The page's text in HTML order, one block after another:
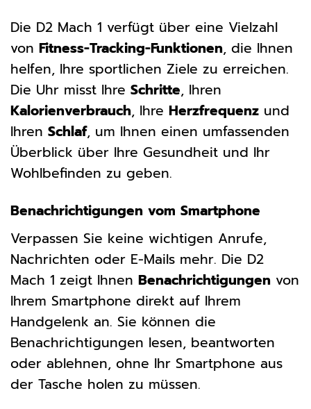
Die D2 Mach 1 verfügt über eine Vielzahl
von Fitness-Tracking-Funktionen, die Ihnen
helfen, Ihre sportlichen Ziele zu erreichen.
Die Uhr misst Ihre Schritte, Ihren
Kalorienverbrauch, Ihre Herzfrequenz und
Ihren Schlaf, um Ihnen einen umfassenden
Überblick über Ihre Gesundheit und Ihr
Wohlbefinden zu geben.
Benachrichtigungen vom Smartphone
Verpassen Sie keine wichtigen Anrufe,
Nachrichten oder E-Mails mehr. Die D2
Mach 1 zeigt Ihnen Benachrichtigungen von
Ihrem Smartphone direkt auf Ihrem
Handgelenk an. Sie können die
Benachrichtigungen lesen, beantworten
oder ablehnen, ohne Ihr Smartphone aus
der Tasche holen zu müssen.